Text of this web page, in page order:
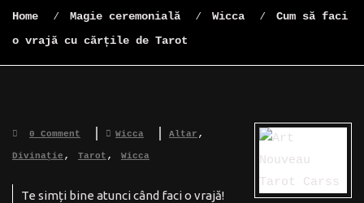
Home ⁄ Magie ceremonială ⁄ Wicca ⁄
Cum să faci
o vrajă cu cărțile de Tarot
0 Comment Wicca Altar ,
Divinație , Tarot , Wicca
Te simți bine atunci când faci o vrajă!